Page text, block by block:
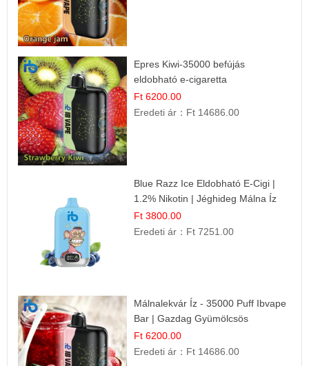
Epres Kiwi-35000 befújás
eldobható e-cigaretta
Ft 6200.00
Eredeti ár： Ft 14686.00
Blue Razz Ice Eldobható E-Cigi |
1.2% Nikotin | Jéghideg Málna Íz
Ft 3800.00
Eredeti ár： Ft 7251.00
Málnalekvár Íz - 35000 Puff Ibvape
Bar | Gazdag Gyümölcsös
Ízélmény!
Ft 6200.00
Eredeti ár： Ft 14686.00